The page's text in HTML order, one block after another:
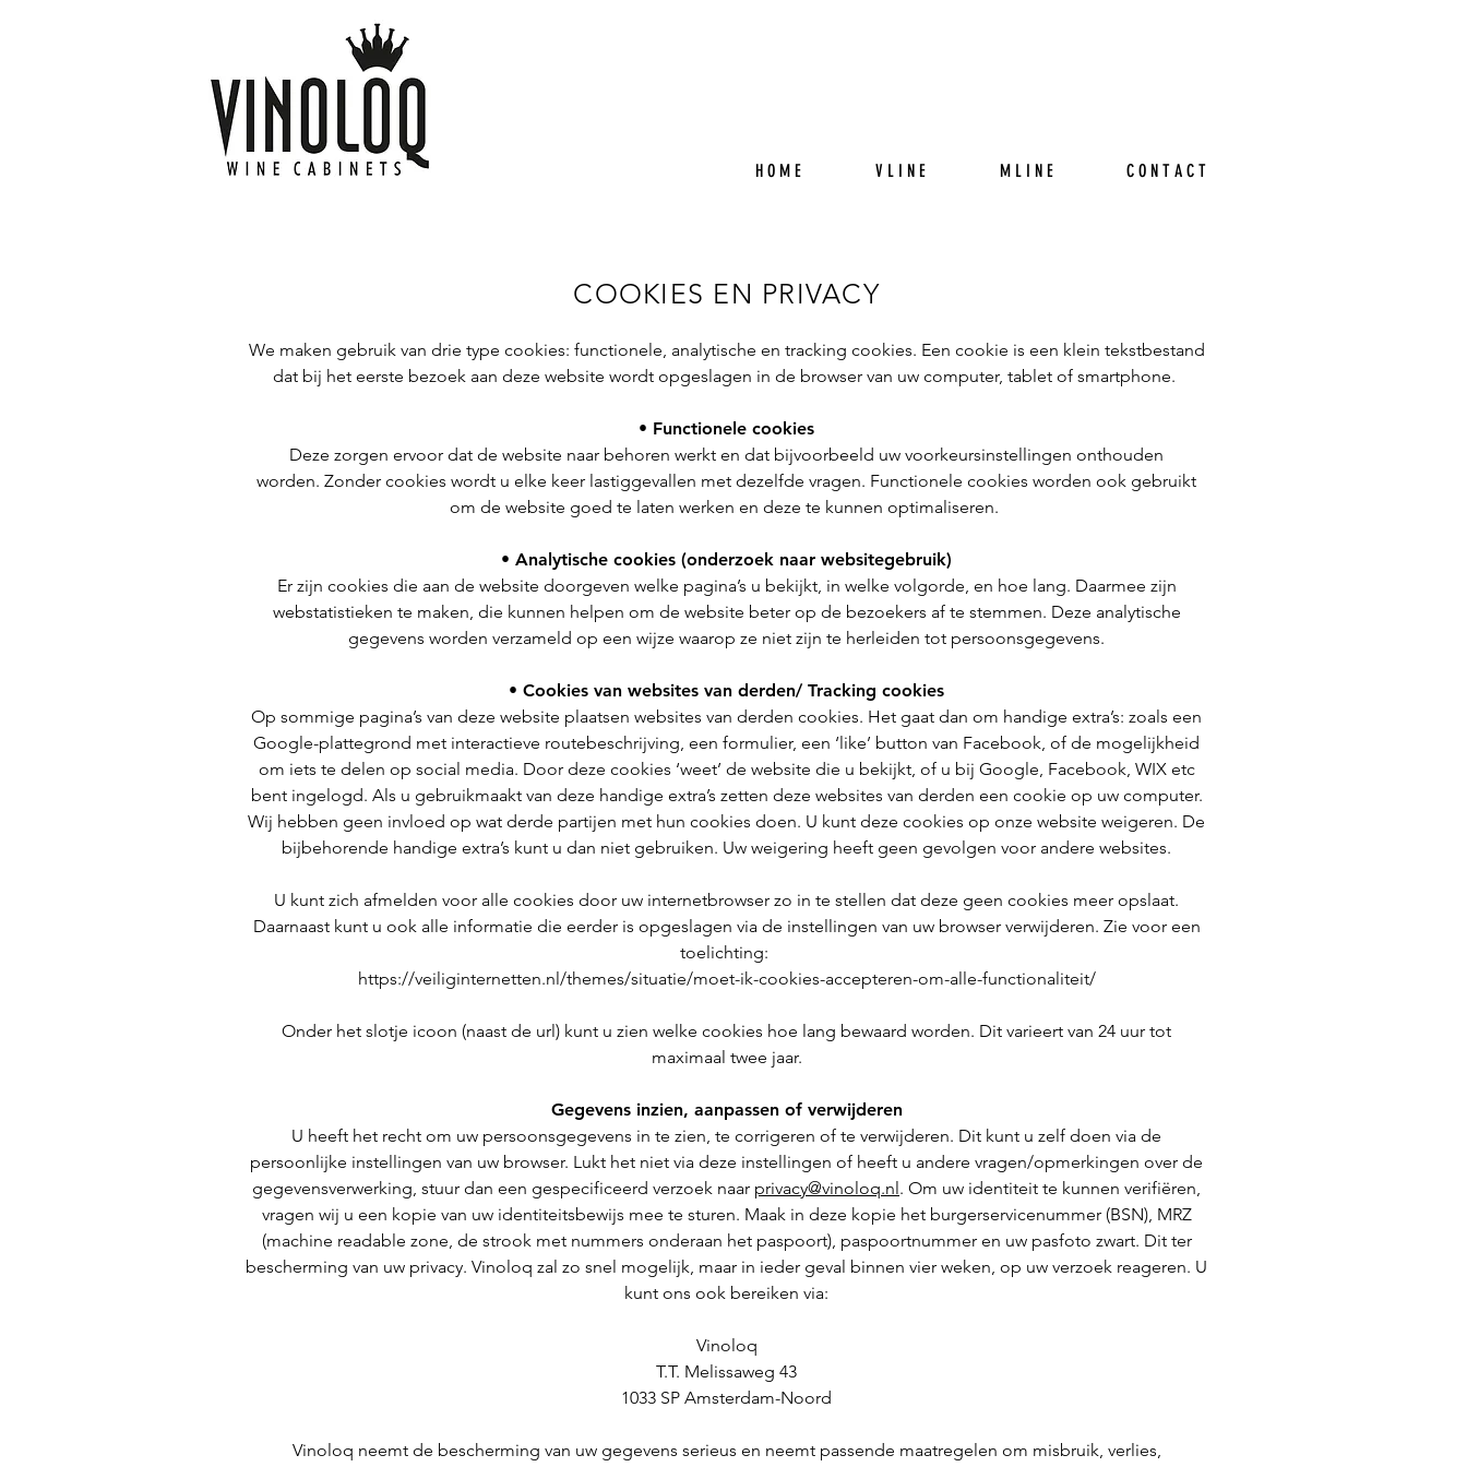
H O M E V L I N E M L I N E C O N T A C T
COOKIES EN PRIVACY
We maken gebruik van drie type cookies: functionele, analytische en tracking cookies. Een cookie is een klein tekstbestand
dat bij het eerste bezoek aan deze website wordt opgeslagen in de browser van uw computer, tablet of smartphone.
• Functionele cookies
Deze zorgen ervoor dat de website naar behoren werkt en dat bijvoorbeeld uw voorkeursinstellingen onthouden
worden. Zonder cookies wordt u elke keer lastiggevallen met dezelfde vragen. Functionele cookies worden ook gebruikt
om de website goed te laten werken en deze te kunnen optimaliseren.
• Analytische cookies (onderzoek naar websitegebruik)
Er zijn cookies die aan de website doorgeven welke pagina’s u bekijkt, in welke volgorde, en hoe lang. Daarmee zijn
webstatistieken te maken, die kunnen helpen om de website beter op de bezoekers af te stemmen. Deze analytische
gegevens worden verzameld op een wijze waarop ze niet zijn te herleiden tot persoonsgegevens.
• Cookies van websites van derden/ Tracking cookies
Op sommige pagina’s van deze website plaatsen websites van derden cookies. Het gaat dan om handige extra’s: zoals een
Google-plattegrond met interactieve routebeschrijving, een formulier, een ‘like’ button van Facebook, of de mogelijkheid
om iets te delen op social media. Door deze cookies ‘weet’ de website die u bekijkt, of u bij Google, Facebook, WIX etc
bent ingelogd. Als u gebruikmaakt van deze handige extra’s zetten deze websites van derden een cookie op uw computer.
Wij hebben geen invloed op wat derde partijen met hun cookies doen. U kunt deze cookies op onze website weigeren. De
bijbehorende handige extra’s kunt u dan niet gebruiken. Uw weigering heeft geen gevolgen voor andere websites.
U kunt zich afmelden voor alle cookies door uw internetbrowser zo in te stellen dat deze geen cookies meer opslaat.
Daarnaast kunt u ook alle informatie die eerder is opgeslagen via de instellingen van uw browser verwijderen. Zie voor een
toelichting:
https://veiliginternetten.nl/themes/situatie/moet-ik-cookies-accepteren-om-alle-functionaliteit/
Onder het slotje icoon (naast de url) kunt u zien welke cookies hoe lang bewaard worden. Dit varieert van 24 uur tot
maximaal twee jaar.
Gegevens inzien, aanpassen of verwijderen
U heeft het recht om uw persoonsgegevens in te zien, te corrigeren of te verwijderen. Dit kunt u zelf doen via de
persoonlijke instellingen van uw browser. Lukt het niet via deze instellingen of heeft u andere vragen/opmerkingen over de
gegevensverwerking, stuur dan een gespecificeerd verzoek naar privacy@vinoloq.nl. Om uw identiteit te kunnen verifiëren,
vragen wij u een kopie van uw identiteitsbewijs mee te sturen. Maak in deze kopie het burgerservicenummer (BSN), MRZ
(machine readable zone, de strook met nummers onderaan het paspoort), paspoortnummer en uw pasfoto zwart. Dit ter
bescherming van uw privacy. Vinoloq zal zo snel mogelijk, maar in ieder geval binnen vier weken, op uw verzoek reageren. U
kunt ons ook bereiken via:
Vinoloq
T.T. Melissaweg 43
1033 SP Amsterdam-Noord
Vinoloq neemt de bescherming van uw gegevens serieus en neemt passende maatregelen om misbruik, verlies,